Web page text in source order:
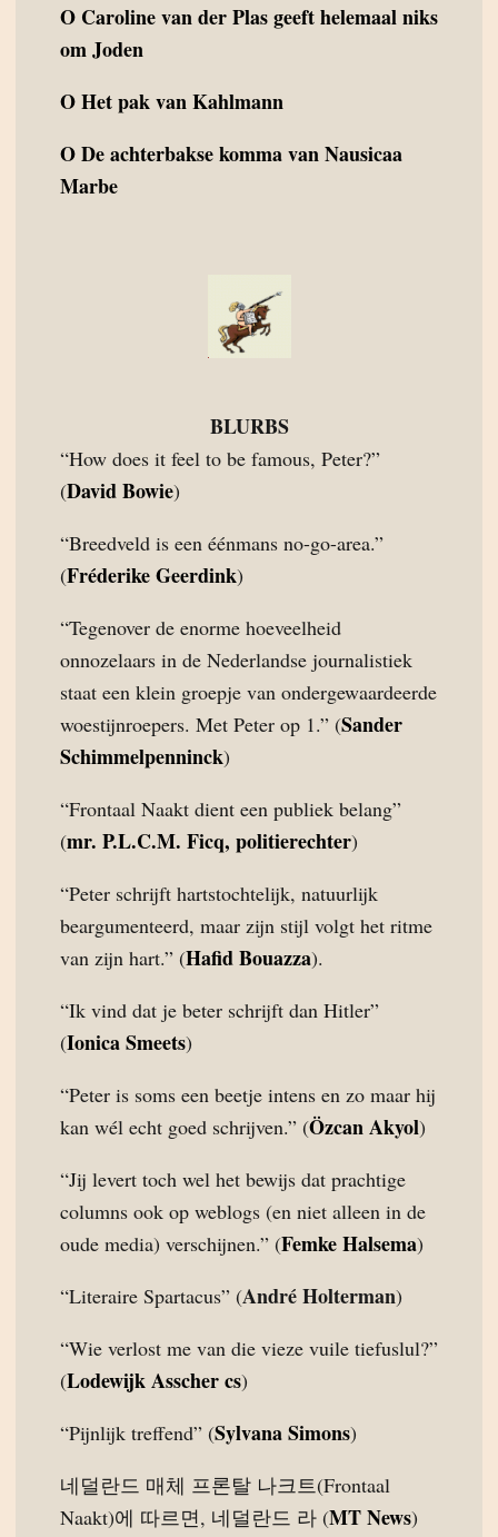
O Caroline van der Plas geeft helemaal niks
om Joden
OHet pak van Kahlmann
ODe achterbakse komma van Nausicaa
Marbe
BLURBS
“How does it feel to be famous, Peter?”
(David Bowie)
“Breedveld is een éénmans no-go-area.”
(Fréderike Geerdink)
“Tegenover de enorme hoeveelheid
onnozelaars in de Nederlandse journalistiek
staat een klein groepje van ondergewaardeerde
woestijnroepers. Met Peter op 1.” (Sander
Schimmelpenninck)
“Frontaal Naakt dient een publiek belang”
(mr. P.L.C.M. Ficq, politierechter)
“Peter schrijft hartstochtelijk, natuurlijk
beargumenteerd, maar zijn stijl volgt het ritme
van zijn hart.” (Hafid Bouazza).
“Ik vind dat je beter schrijft dan Hitler”
(Ionica Smeets)
“Peter is soms een beetje intens en zo maar hij
kan wél echt goed schrijven.” (Özcan Akyol)
“Jij levert toch wel het bewijs dat prachtige
columns ook op weblogs (en niet alleen in de
oude media) verschijnen.” (Femke Halsema)
“Literaire Spartacus” (André Holterman)
“Wie verlost me van die vieze vuile tiefuslul?”
(Lodewijk Asscher cs)
“Pijnlijk treffend” (Sylvana Simons)
네덜란드 매체 프론탈 나크트(Frontaal
Naakt)에 따르면, 네덜란드 라 (MT News)